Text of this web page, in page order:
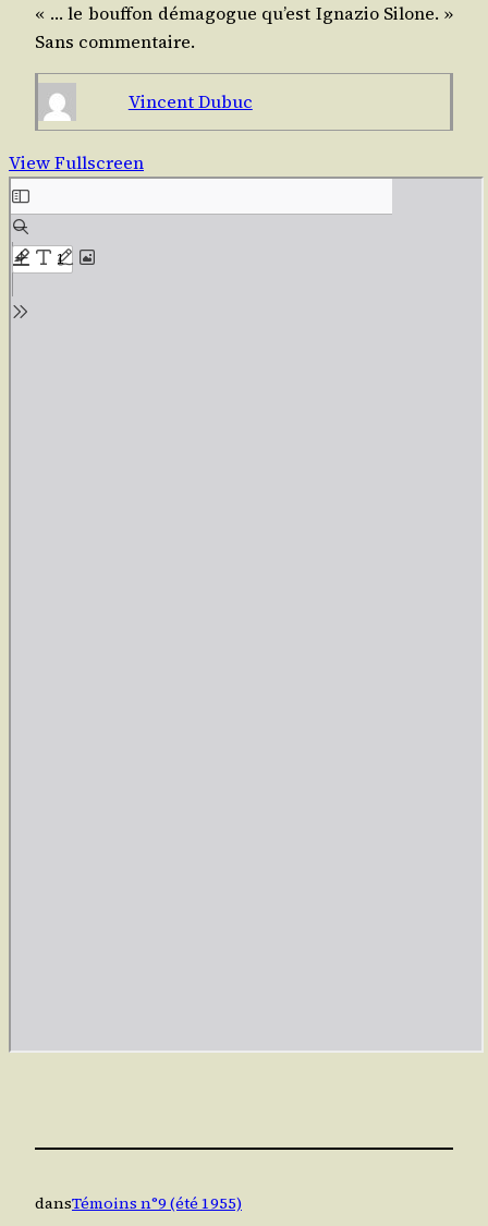
« … le bouf­fon déma­gogue qu’est Igna­zio Silone. »
Sans commentaire.
Vincent Dubuc
View Fullscreen
dansTémoins n°9 (été 1955)